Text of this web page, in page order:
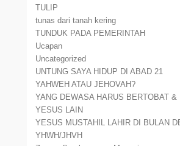
TULIP
tunas dari tanah kering
TUNDUK PADA PEMERINTAH
Ucapan
Uncategorized
UNTUNG SAYA HIDUP DI ABAD 21
YAHWEH ATAU JEHOVAH?
YANG DEWASA HARUS BERTOBAT &
YESUS LAIN
YESUS MUSTAHIL LAHIR DI BULAN
YHWH/JHVH